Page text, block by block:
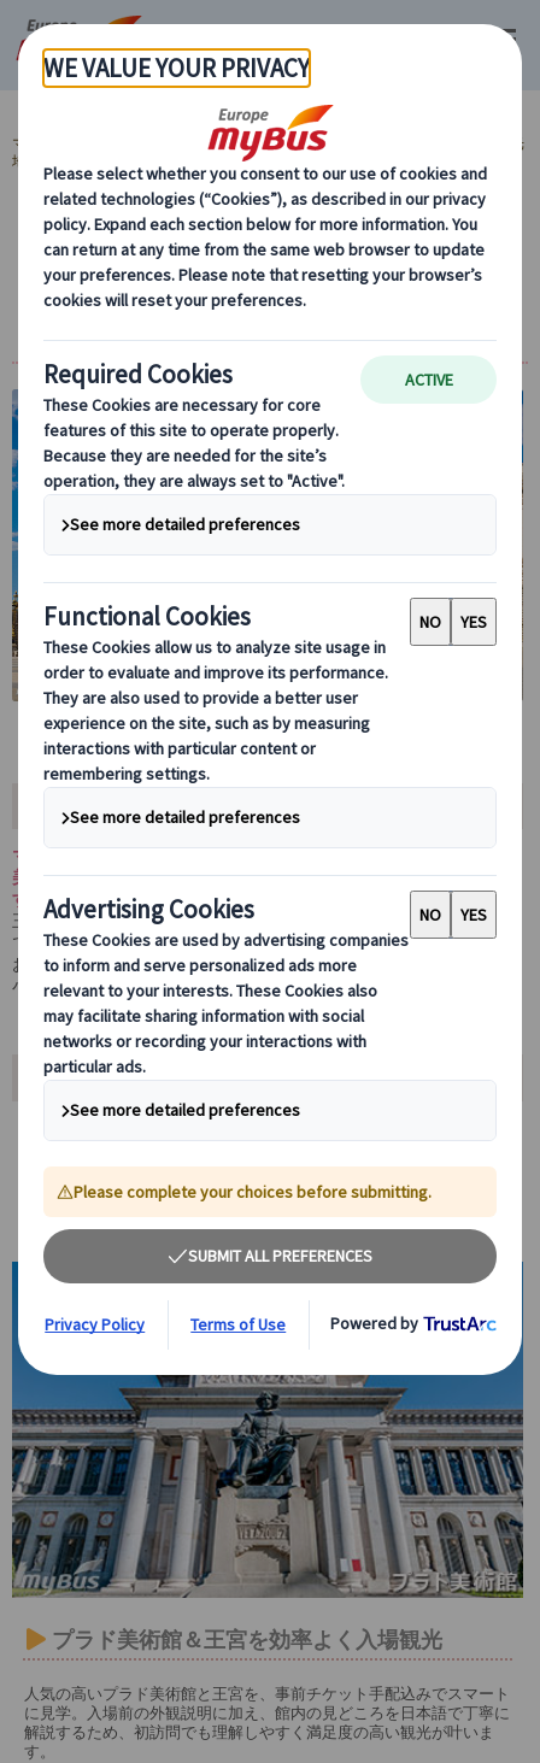
マイバス・ヨーロッパ スペイン (54) マドリード (14)
スペイン 人気観光
地 (8)
【プライベート】プラド美術館と王宮に入場
する半日観光 午前/午後（日本語観光ガイド
マドリード初めての方も安心！日本語観光ガイドとともに、プラド
美術館と王宮を効率よく観光できる4時間のプライベートツアーで
す。
王宮内部ではスペイン公認ライセンスガイドが同行するので、館内
でも日本語ガイドが詳しく解説いたします。チケット手配もすべて
お任せで、公共交通機関の利用方法や現地最新情報も学べます。
小さなお子様連れでも安心して参加可能です。
ツアーポイント
日本語ガイドが4時間たっぷりご案内。公共交通機関の乗り方や街歩
観光できます。
プラド美術館＆王宮を効率よく入場観光
人気の高いプラド美術館と王宮を、事前チケット手配込みでスマート
に見学。入場前の外観説明に加え、館内の見どころを日本語で丁寧に
解説するため、初訪問でも理解しやすく満足度の高い観光が叶いま
す。